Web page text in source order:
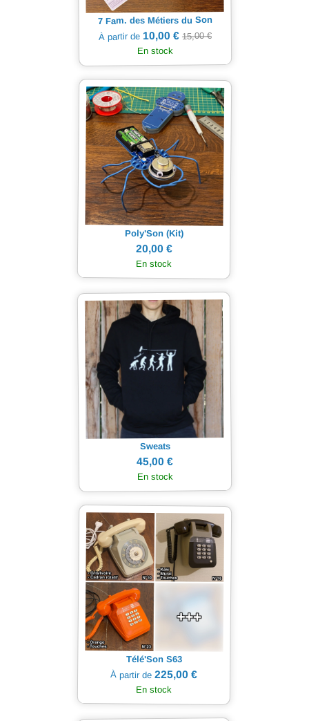
7 Fam. des Métiers du Son
À partir de 10,00 € 15,00 €
En stock
Poly'Son (Kit)
20,00 €
En stock
Sweats
45,00 €
En stock
Télé'Son S63
À partir de225,00 €
En stock